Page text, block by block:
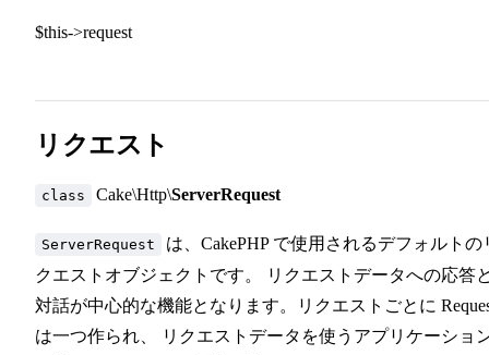
$this->request
リクエスト
class Cake\Http\ServerRequest
ServerRequest
は、CakePHP で使用されるデフォルトの
クエストオブジェクトです。 リクエストデータへの応答
対話が中心的な機能となります。リクエストごとに
は一つ作られ、 リクエストデータを使うアプリケーショ